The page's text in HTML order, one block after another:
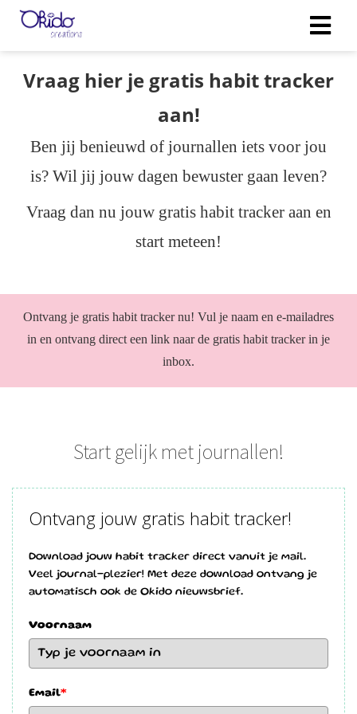
Vraag hier je gratis habit tracker
aan!
Ben jij benieuwd of journallen iets voor jou
is? Wil jij jouw dagen bewuster gaan leven?
Vraag dan nu jouw gratis habit tracker aan en
start meteen!
Ontvang je gratis habit tracker nu! Vul je naam en e-mailadres
in en ontvang direct een link naar de gratis habit tracker in je
inbox.
Start gelijk met journallen!
Ontvang jouw gratis habit tracker!
Download jouw habit tracker direct vanuit je mail.
Veel journal-plezier! Met deze download ontvang je
automatisch ook de Okido nieuwsbrief.
Voornaam
Email*
Ze
en
kan de
worden
om
te
over
van
op
gebruikt